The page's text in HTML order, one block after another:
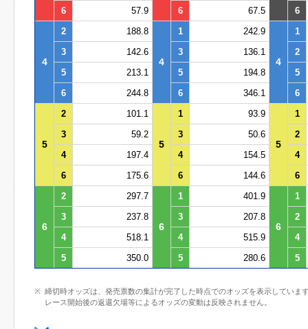
6
57.9 6 67.5 6
4
2 188.8
4
1 242.9
4
1
3
142.6 3 136.1
2
5
213.1 5 194.8
5
6
244.8 6 346.1 6
5
2 101.1
5
1 93.9
5
1
3
59.2 3 50.6
2
4
197.4 4 154.5
4
6
175.6 6 144.6 6
6
2 297.7
6
1 401.9
6
1
3
237.8 3 207.8
2
4
518.1 4 515.9
4
5
350.0 5 280.6 5
締切時オッズは、発売票数の集計が完了した時点でのオッズを表示していま
レース開始後の返還欠場等によるオッズの変動は反映されません。